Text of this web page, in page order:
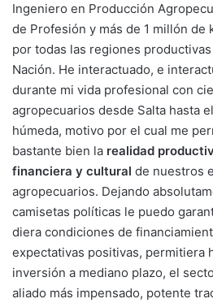
Ingeniero en Producción
de Profesión y más de 1 millón
por todas las regiones
Nación. He interactuado, e
durante mi vida profesional con
agropecuarios desde Salta hasta
húmeda, motivo por el cual me
bastante bien la realidad
financiera y cultural de nuestros
agropecuarios. Dejando
camisetas políticas le puedo
diera condiciones de
expectativas positivas, permitiera
inversión a mediano plazo, el
aliado más impensado, potente